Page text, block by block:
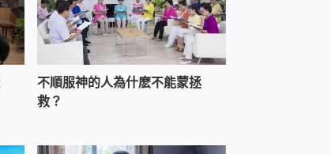
不順服神的人為什麽不能蒙拯
救？